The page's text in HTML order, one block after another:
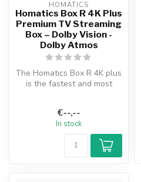
HOMATICS
Homatics Box R 4K Plus
Premium TV Streaming
Box – Dolby Vision -
Dolby Atmos
The Homatics Box R 4K plus
is the fastest and most
€--,--
In stock